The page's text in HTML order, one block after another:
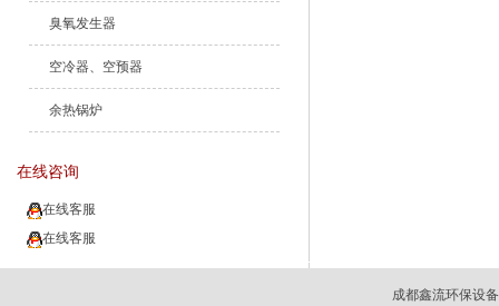
臭氧发生器
空冷器、空预器
余热锅炉
在线咨询
在线客服
在线客服
成都鑫流环保设